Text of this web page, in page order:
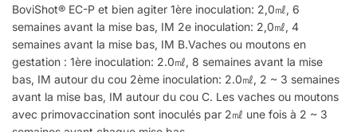
BoviShot® EC-P et bien agiter 1ère inoculation: 2,0㎖, 6
semaines avant la mise bas, IM 2e inoculation: 2,0㎖, 4
semaines avant la mise bas, IM B.Vaches ou moutons en
gestation : 1ère inoculation: 2.0㎖, 8 semaines avant la mise
bas, IM autour du cou 2ème inoculation: 2.0㎖, 2 ~ 3 semaines
avant la mise bas, IM autour du cou C. Les vaches ou moutons
avec primovaccination sont inoculés par 2㎖ une fois à 2 ~ 3